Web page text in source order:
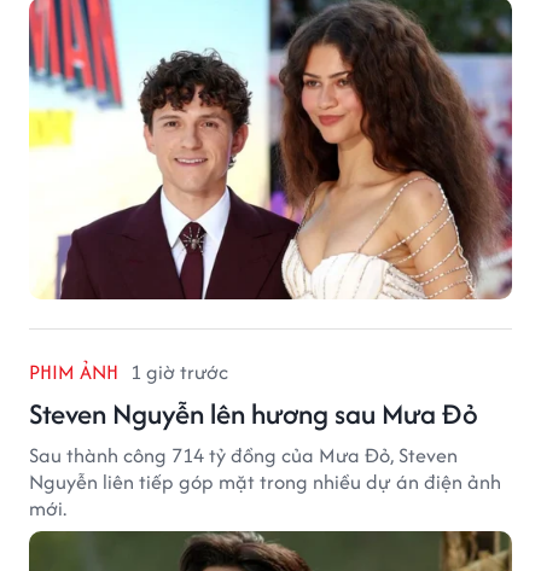
PHIM ẢNH 1 giờ trước
Steven Nguyễn lên hương sau Mưa Đỏ
Sau thành công 714 tỷ đồng của Mưa Đỏ, Steven
Nguyễn liên tiếp góp mặt trong nhiều dự án điện ảnh
mới.